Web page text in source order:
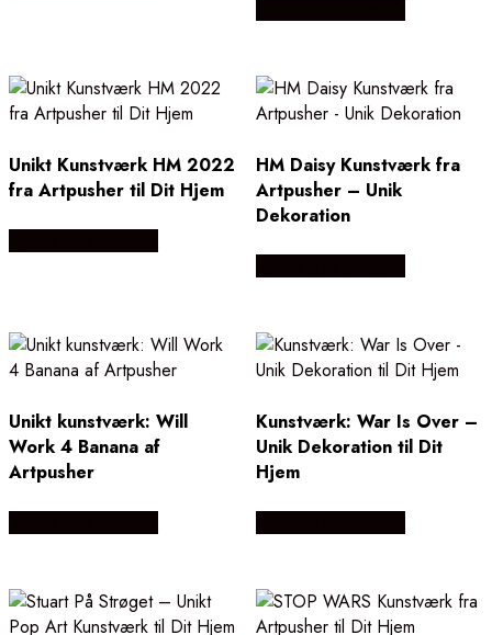
Unikt Kunstværk HM 2022
fra Artpusher til Dit Hjem
HM Daisy Kunstværk fra
Artpusher – Unik
Dekoration
Unikt kunstværk: Will
Work 4 Banana af
Artpusher
Kunstværk: War Is Over –
Unik Dekoration til Dit
Hjem